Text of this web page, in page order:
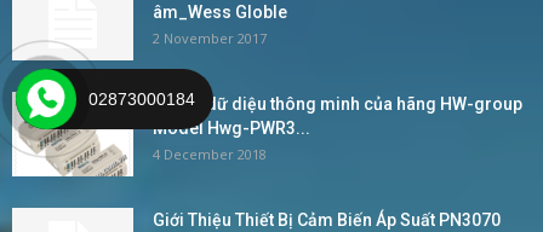
âm_Wess Globle
2 November 2017
Bộ ghi dữ diệu thông minh của hãng HW-group
Model Hwg-PWR3...
4 December 2018
Giới Thiệu Thiết Bị Cảm Biến Áp Suất PN3070
02873000184